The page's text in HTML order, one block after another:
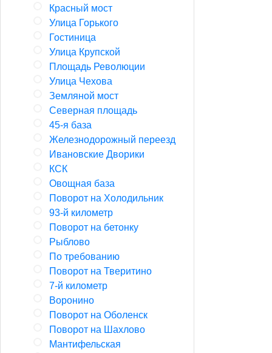
Красный мост
Улица Горького
Гостиница
Улица Крупской
Площадь Революции
Улица Чехова
Земляной мост
Северная площадь
45-я база
Железнодорожный переезд
Ивановские Дворики
КСК
Овощная база
Поворот на Холодильник
93-й километр
Поворот на бетонку
Рыблово
По требованию
Поворот на Тверитино
7-й километр
Воронино
Поворот на Оболенск
Поворот на Шахлово
Мантифельская